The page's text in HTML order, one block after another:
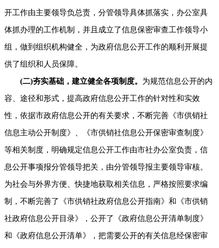
开工作由主要领导负总责，分管领导具体抓落实，办公室具
体抓办理的工作机制，并且成立了信息保密审查工作领导小
组，做到组织机构健全，为政府信息公开工作的顺利开展提
供了组织和人员保障。
(二)夯实基础，建立健全各项制度。 为规范信息公开的内
容、途径和形式，提高政府信息公开工作的针对性和实效
性，依据市政府信息公开的有关要求，不断完善《市供销社
信息主动公开制度》、《市供销社信息公开保密审查制度》
等相关制度，明确规定信息公开工作由市社办公室负责，信
息公开事项报分管领导把关，由分管领导报主要领导审核。
为社会与外界方便、快捷地获取相关信息，严格按照要求编
制，不断完善了《市供销社政府信息公开指南》和《市供销
社政府信息公开目录》，公开了《政府信息公开清单制度》
和《政府信息公开清单》，把需要公开的有关信息经保密审